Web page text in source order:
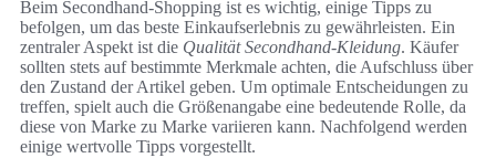
Beim Secondhand-Shopping ist es wichtig, einige Tipps zu
befolgen, um das beste Einkaufserlebnis zu gewährleisten. Ein
zentraler Aspekt ist die Qualität Secondhand-Kleidung. Käufer
sollten stets auf bestimmte Merkmale achten, die Aufschluss über
den Zustand der Artikel geben. Um optimale Entscheidungen zu
treffen, spielt auch die Größenangabe eine bedeutende Rolle, da
diese von Marke zu Marke variieren kann. Nachfolgend werden
einige wertvolle Tipps vorgestellt.